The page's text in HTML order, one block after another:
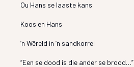
Ou Hans se laaste kans
Koos en Hans
’n Wêreld in ’n sandkorrel
“Een se dood is die ander se brood…”